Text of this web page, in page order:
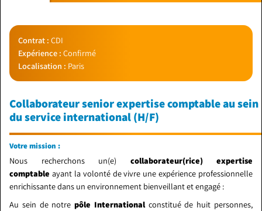
Contrat : CDI
Expérience : Confirmé
Localisation : Paris
Collaborateur senior expertise comptable au sein
du service international (H/F)
Votre mission :
Nous recherchons un(e) collaborateur(rice) expertise
comptable ayant la volonté de vivre une expérience professionnelle
enrichissante dans un environnement bienveillant et engagé :
Au sein de notrepôle International constitué de huit personnes,